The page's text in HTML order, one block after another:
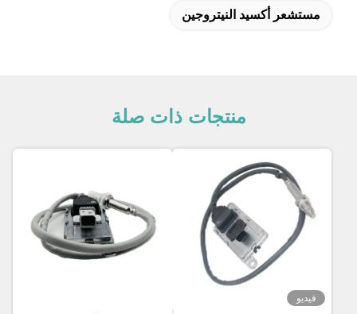
مستشعر أكسيد النيتروجين
منتجات ذات صلة
فيديو